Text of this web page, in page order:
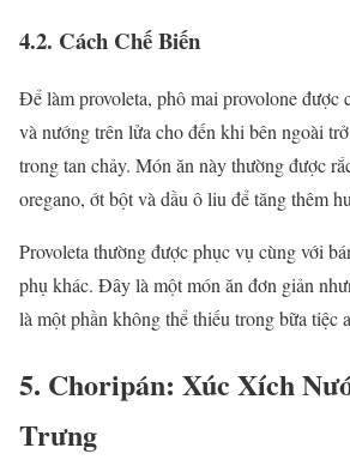
4.2. Cách Chế Biến
Để làm provoleta, phô mai provolone được
và nướng trên lửa cho đến khi bên ngoài
trong tan chảy. Món ăn này thường được
oregano, ớt bột và dầu ô liu để tăng thêm
Provoleta thường được phục vụ cùng với
phụ khác. Đây là một món ăn đơn giản
là một phần không thể thiếu trong bữa tiệc
5. Choripán: Xúc Xích
Trưng